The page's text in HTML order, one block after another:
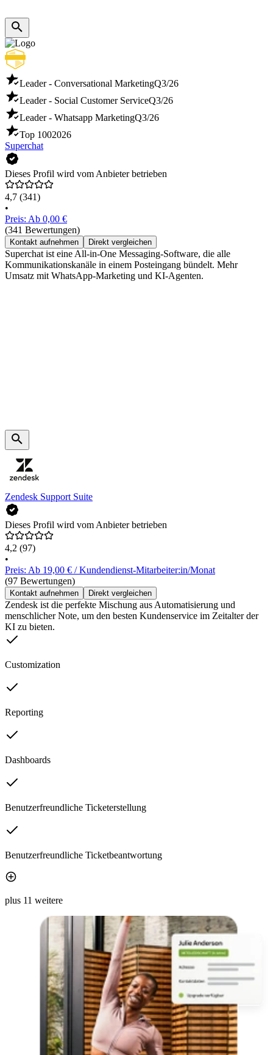
Leader - Conversational MarketingQ3/26
Leader - Social Customer ServiceQ3/26
Leader - Whatsapp MarketingQ3/26
Top 1002026
Superchat
Dieses Profil wird vom Anbieter betrieben
4,7 (341)
•
Preis: Ab 0,00 €
(341 Bewertungen)
Kontakt aufnehmen Direkt vergleichen
Superchat ist eine All-in-One Messaging-Software, die alle
Kommunikationskanäle in einem Posteingang bündelt. Mehr
Umsatz mit WhatsApp-Marketing und KI-Agenten.
Zendesk Support Suite
Dieses Profil wird vom Anbieter betrieben
4,2 (97)
•
Preis: Ab 19,00 € / Kundendienst-Mitarbeiter:in/Monat
(97 Bewertungen)
Kontakt aufnehmen Direkt vergleichen
Zendesk ist die perfekte Mischung aus Automatisierung und
menschlicher Note, um den besten Kundenservice im Zeitalter der
KI zu bieten.
Customization
Reporting
Dashboards
Benutzerfreundliche Ticketerstellung
Benutzerfreundliche Ticketbeantwortung
plus 11 weitere